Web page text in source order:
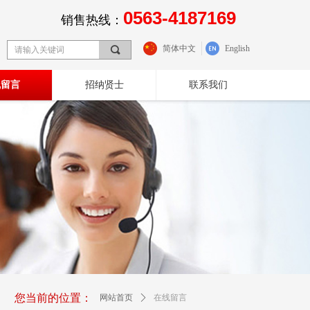
销售热线： 0563-4187169
끠 简体中文 English
言 招纳贤士 联系我们
网站首页 ꄲ 在线留言
您当前的位置：